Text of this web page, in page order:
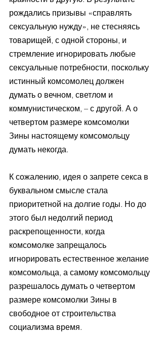
рождались призывы «справлять
сексуальную нужду», не стесняясь
товарищей, с одной стороны, и
стремление игнорировать любые
сексуальные потребности, поскольку
истинный комсомолец должен
думать о вечном, светлом и
коммунистическом, – с другой. А о
четвертом размере комсомолки
Зины настоящему комсомольцу
думать некогда.
К сожалению, идея о запрете секса в
буквальном смысле стала
приоритетной на долгие годы. Но до
этого был недолгий период
раскрепощенности, когда
комсомолке запрещалось
игнорировать естественное желание
комсомольца, а самому комсомольцу
разрешалось думать о четвертом
размере комсомолки Зины в
свободное от строительства
социализма время.